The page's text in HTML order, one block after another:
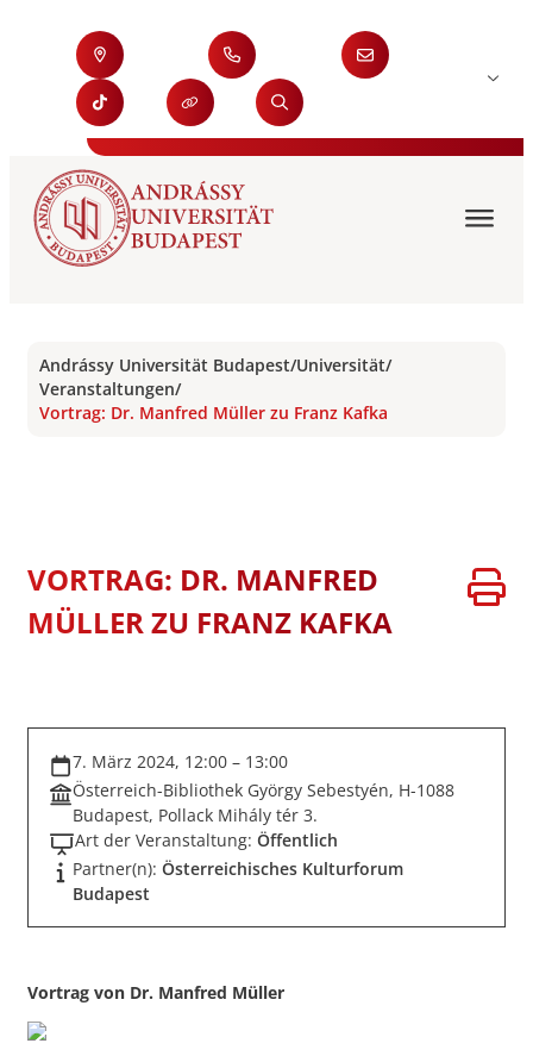
Andrássy Universität Budapest/Universität/
Veranstaltungen/
Vortrag: Dr. Manfred Müller zu Franz Kafka
VORTRAG: DR. MANFRED
MÜLLER ZU FRANZ KAFKA
7. März 2024, 12:00 – 13:00
Österreich-Bibliothek György Sebestyén, H-1088
Budapest, Pollack Mihály tér 3.
Art der Veranstaltung: Öffentlich
Partner(n): Österreichisches Kulturforum
Budapest
Vortrag von Dr. Manfred Müller